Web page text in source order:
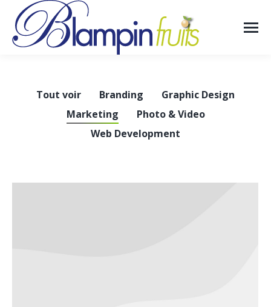
Tout voir Branding
Graphic Design
Marketing
Photo & Video
Web Development